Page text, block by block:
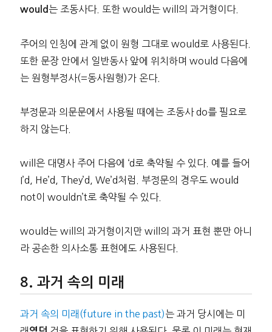
would 는 조동사다. 또한 would는 will의 과거형이다.
주어의 인칭에 관계 없이 원형 그대로 would로 사용된다.
또한 문장 안에서 일반동사 앞에 위치하며 would 다음에
는 원형부정사(=동사원형)가 온다.
부정문과 의문문에서 사용될 때에는 조동사 do를 필요로
하지 않는다.
will은 대명사 주어 다음에 ‘d로 축약될 수 있다. 예를 들어
I’d, He’d, They’d, We’d처럼. 부정문의 경우도 would
not이 wouldn’t로 축약될 수 있다.
would는 will의 과거형이지만 will의 과거 표현 뿐만 아니
라 공손한 의사소통 표현에도 사용된다.
과거 속의 미래
과거 속의 미래(future in the past)는 과거 당시에는 미